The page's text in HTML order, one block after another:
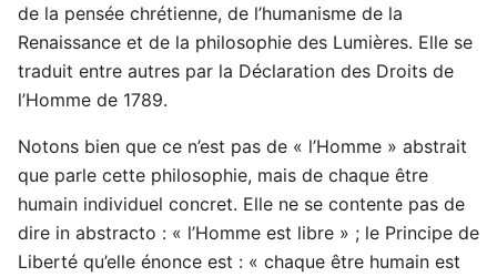
de la pensée chrétienne, de l’humanisme de la
Renaissance et de la philosophie des Lumières. Elle se
traduit entre autres par la Déclaration des Droits de
l’Homme de 1789.
Notons bien que ce n’est pas de « l’Homme » abstrait
que parle cette philosophie, mais de chaque être
humain individuel concret. Elle ne se contente pas de
dire in abstracto : « l’Homme est libre » ; le Principe de
Liberté qu’elle énonce est : « chaque être humain est